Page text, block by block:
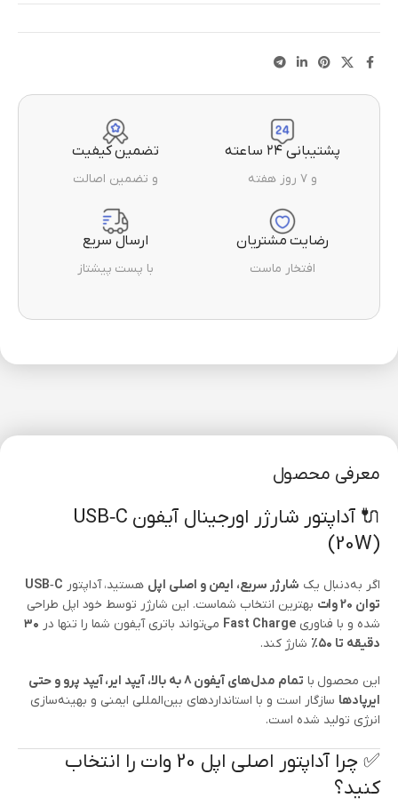
پشتیبانی ۲۴ ساعته
و ۷ روز هفته
تضمین کیفیت
و تضمین اصالت
رضایت مشتریان
افتخار ماست
ارسال سریع
با پست پیشتاز
معرفی محصول
🔌 آداپتور شارژر اورجینال آیفون USB‑C
(20W)
اگر به‌دنبال یک شارژر سریع، ایمن و اصلی اپل هستید، آداپتور USB‑C
توان 20 وات
بهترین انتخاب شماست. این شارژر توسط خود اپل طراحی
شده و با فناوریFast Charge می‌تواند باتری آیفون شما را تنها در ۳۰
دقیقه تا ۵۰٪
شارژ کند.
این محصول با
تمام مدل‌های آیفون ۸ به بالا، آیپد ایر، آیپد پرو و حتی
ایرپادها سازگار است و با استانداردهای بین‌المللی ایمنی و بهینه‌سازی
انرژی تولید شده است.
✅ چرا آداپتور اصلی اپل 20 وات را انتخاب
کنید؟